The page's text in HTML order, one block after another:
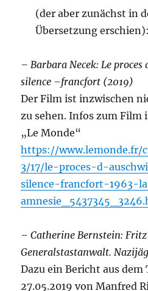
(der aber zunächst in
Übersetzung erschien):
– Barbara Necek: Le proces
silence –francfort (2019)
Der Film ist inzwischen
zu sehen. Infos zum Film
„Le Monde“
https://www.lemonde.fr/
3/17/le-proces-d-
silence-francfort-1963-
– Catherine Bernstein:
Generalstastanwalt.
Dazu ein Bericht aus dem
27.05.2019 von Manfred